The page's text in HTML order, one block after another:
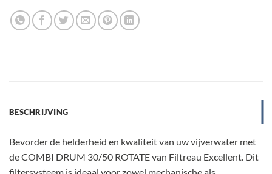
BESCHRIJVING
Bevorder de helderheid en kwaliteit van uw vijverwater met
de COMBI DRUM 30/50 ROTATE van Filtreau Excellent. Dit
filtersysteem is ideaal voor zowel mechanische als